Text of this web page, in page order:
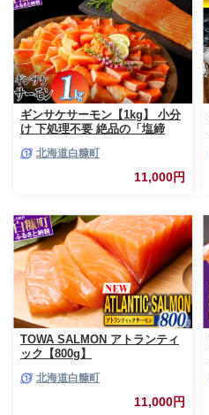
グ あとからカタログポイント
あとからカタログギフト ふるさ
と納税 ）
ギンサケサーモン【1kg】 小分
け 下処理不要 絶品の「塩締
サーモン 鮭 魚 銀鮭 刺身 生食
用 さけ サケ ふるさと ランキン
グ 人気 魚介類 魚介 北海道 白
北海道白糠町
11,000円
TOWA SALMON アトランティ
ック【800g】
北海道白糠町
11,000円